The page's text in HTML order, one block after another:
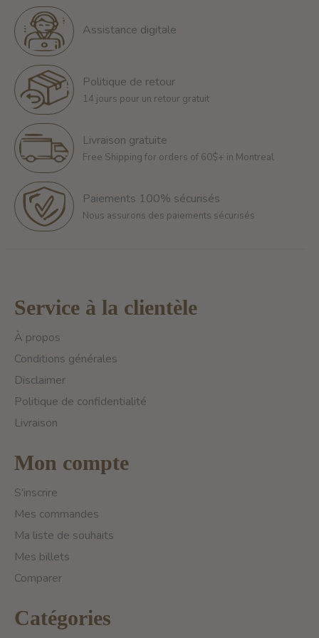
Assistance digitale
Politique de retour
14 jours pour un retour gratuit
Livraison gratuite
Free Shipping for orders of 60$+ in Montreal
Paiements 100% sécurisés
Nous assurons des paiements sécurisés
Service à la clientèle
À propos
Conditions générales
Disclaimer
Politique de confidentialité
Livraison
Mon compte
S'inscrire
Mes commandes
Ma liste de souhaits
Mes billets
Comparer
Catégories